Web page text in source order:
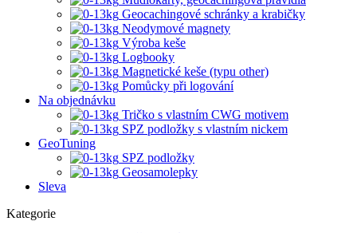
Geocachingové schránky a krabičky
Neodymové magnety
Výroba keše
Logbooky
Magnetické keše (typu other)
Pomůcky při logování
Na objednávku
Tričko s vlastním CWG motivem
SPZ podložky s vlastním nickem
GeoTuning
SPZ podložky
Geosamolepky
Sleva
Kategorie